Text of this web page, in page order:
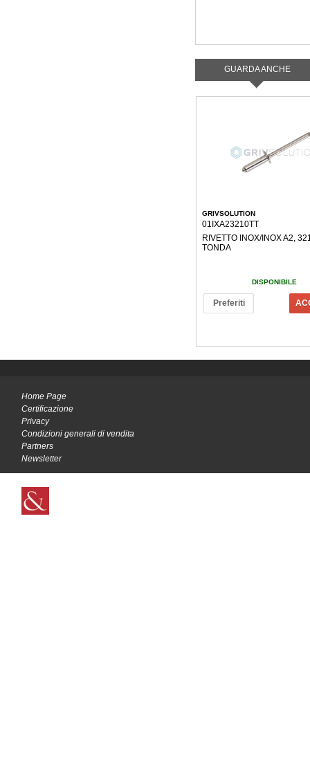
GUARDA ANCHE
GRIVSOLUTION
01IXA23210TT
RIVETTO INOX/INOX A2,
TONDA
DISPONIBILE
Preferiti
Home Page
Certificazione
Privacy
Condizioni generali di vendita
Partners
Newsletter